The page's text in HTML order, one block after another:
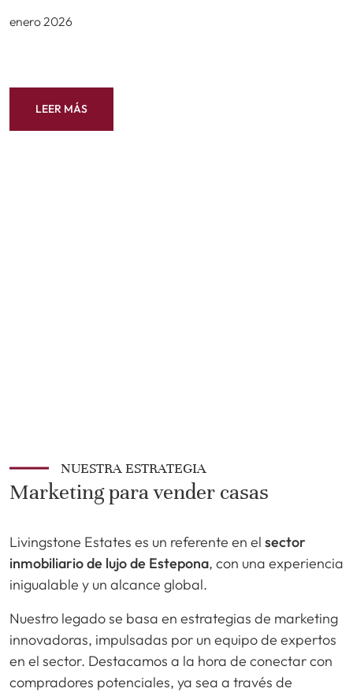
enero 2026
LEER MÁS
NUESTRA ESTRATEGIA
Marketing para vender casas
Livingstone Estates es un referente en el sector
inmobiliario de lujo de Estepona, con una experiencia
inigualable y un alcance global.
Nuestro legado se basa en estrategias de marketing
innovadoras, impulsadas por un equipo de expertos
en el sector. Destacamos a la hora de conectar con
compradores potenciales, ya sea a través de